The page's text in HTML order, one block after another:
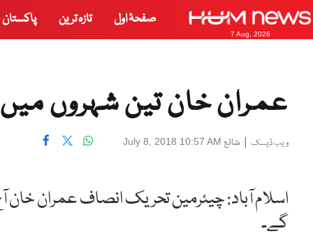
7 Aug, 2026
صفحۂ اول تازہ ترین پاکستان
عمران خان تین شہروں
ویب ڈیسک | شائع July 8, 2018 10:57 AM
اسلام آباد: چیئرمین تحریک انصاف عمران
گے۔